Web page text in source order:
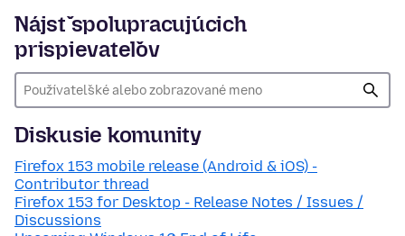
Nájsť spolupracujúcich
prispievateľov
Diskusie komunity
Firefox 153 mobile release (Android & iOS) -
Contributor thread
Firefox 153 for Desktop - Release Notes / Issues /
Discussions